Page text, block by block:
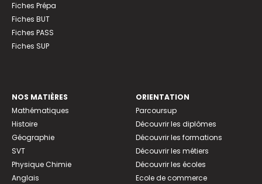
Fiches Prépa
Fiches BUT
Fiches PASS
Fiches SUP
NOS MATIÈRES
Mathématiques
Histoire
Géographie
SVT
Physique Chimie
Anglais
ORIENTATION
Parcoursup
Découvrir les diplômes
Découvrir les formations
Découvrir les métiers
Découvrir les écoles
Ecole de commerce